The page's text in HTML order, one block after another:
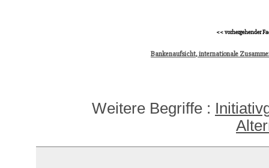
<< vorhergehender
Bankenaufsicht, internationale
Weitere Begriffe :